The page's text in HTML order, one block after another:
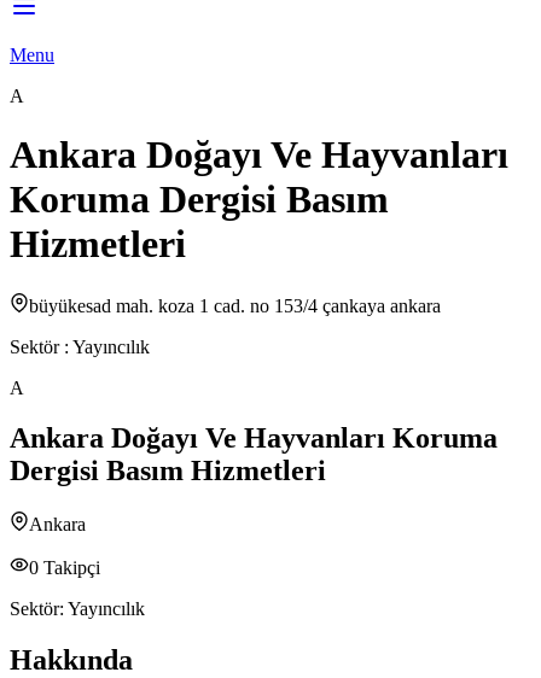
Menu
A
Ankara Doğayı Ve Hayvanları
Koruma Dergisi Basım
Hizmetleri
büyükesad mah. koza 1 cad. no 153/4 çankaya ankara
Sektör : Yayıncılık
A
Ankara Doğayı Ve Hayvanları Koruma
Dergisi Basım Hizmetleri
Ankara
0 Takipçi
Sektör: Yayıncılık
Hakkında